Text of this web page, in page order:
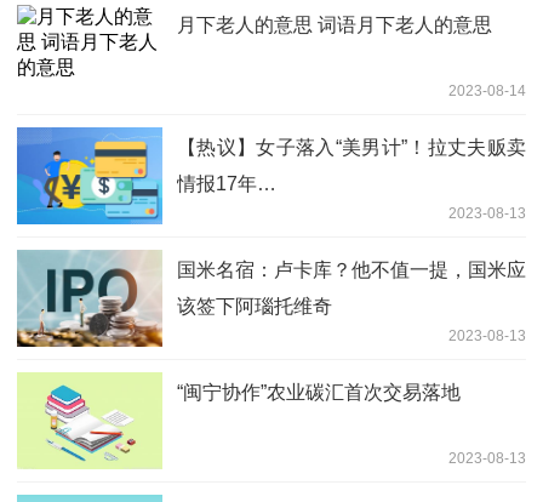
月下老人的意思 词语月下老人的意思
2023-08-14
【热议】女子落入“美男计”！拉丈夫贩卖
情报17年…
2023-08-13
国米名宿：卢卡库？他不值一提，国米应
该签下阿瑙托维奇
2023-08-13
“闽宁协作”农业碳汇首次交易落地
2023-08-13